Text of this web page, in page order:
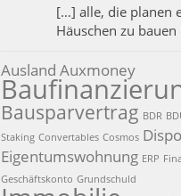
[…] alle, die planen
Häuschen zu bauen
Ausland Auxmoney
Bausparvertrag BDR
Staking Convertables Cosmos Dispo
Eigentumswohnung ERP
Geschäftskonto Grundschuld